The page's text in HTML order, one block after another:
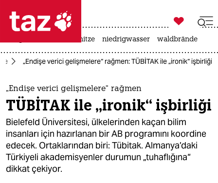
 taz zahl ich
taz zahl ich
themen
politik
öko
gesellschaft
kultur

taz zahl ich
hitze niedrigwasser waldbrände
„Endişe verici gelişmelere“ rağmen: TÜBİTAK ile „ironik“ işbirliği
„Endişe verici gelişmelere“ rağmen
TÜBİTAK ile „ironik“ işbirliği
Bielefeld Üniversitesi, ülkelerinden kaçan bilim
insanları için hazırlanan bir AB programını koordine
edecek. Ortaklarından biri: Tübitak. Almanya’daki
Türkiyeli akademisyenler durumun „tuhaflığına“
dikkat çekiyor.